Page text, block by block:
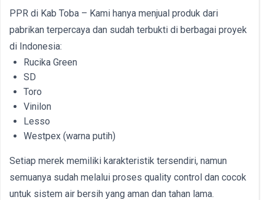
PPR di Kab Toba – Kami hanya menjual produk dari
pabrikan terpercaya dan sudah terbukti di berbagai proyek
di Indonesia:
Rucika Green
SD
Toro
Vinilon
Lesso
Westpex (warna putih)
Setiap merek memiliki karakteristik tersendiri, namun
semuanya sudah melalui proses quality control dan cocok
untuk sistem air bersih yang aman dan tahan lama.